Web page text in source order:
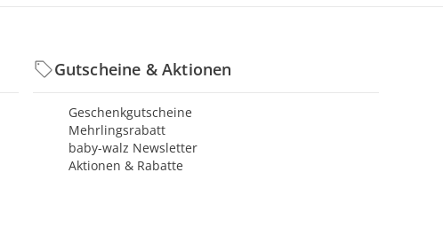
Gutscheine & Aktionen
Geschenkgutscheine
Mehrlingsrabatt
baby-walz Newsletter
Aktionen & Rabatte